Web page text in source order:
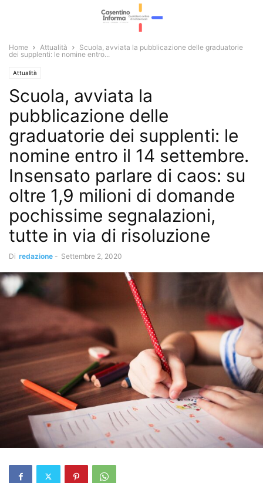
Home Attualità
Scuola, avviata la pubblicazione delle graduatorie
dei supplenti: le nomine entro...
Attualità
Scuola, avviata la
pubblicazione delle
graduatorie dei supplenti: le
nomine entro il 14 settembre.
Insensato parlare di caos: su
oltre 1,9 milioni di domande
pochissime segnalazioni,
tutte in via di risoluzione
Di redazione - Settembre 2, 2020